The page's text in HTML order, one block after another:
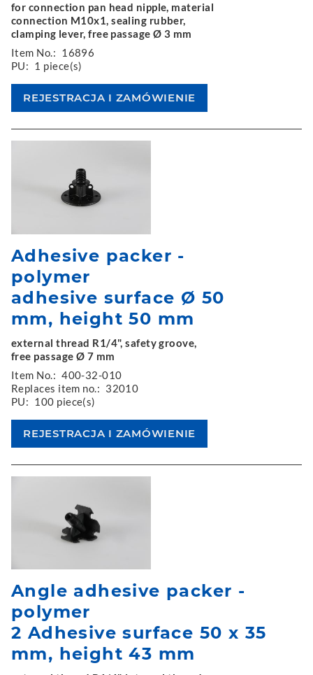
for connection pan head nipple, material
connection M10x1, sealing rubber,
clamping lever, free passage Ø 3 mm
Item No.: 16896
PU: 1 piece(s)
Adhesive packer -
polymer
adhesive surface Ø 50
mm, height 50 mm
external thread R1/4", safety groove,
free passage Ø 7 mm
Item No.: 400-32-010
Replaces item no.: 32010
PU: 100 piece(s)
Angle adhesive packer -
polymer
2 Adhesive surface 50 x 35
mm, height 43 mm